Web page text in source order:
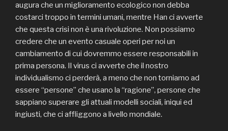
augura che un miglioramento ecologico non debba
costarci troppo in termini umani, mentre Han ci avverte
che questa crisi non è una rivoluzione. Non possiamo
credere che un evento casuale operi per noi un
cambiamento di cui dovremmo essere responsabili in
prima persona. Il virus ci avverte che il nostro
individualismo ci perderà, a meno che non torniamo ad
essere “persone” che usano la “ragione”, persone che
sappiano superare gli attuali modelli sociali, iniqui ed
ingiusti, che ci affliggono a livello mondiale.